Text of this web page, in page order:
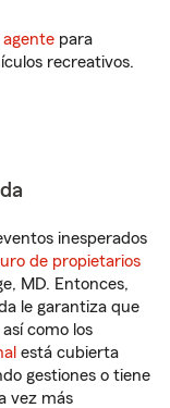
para
recreativos.
inesperados
de propietarios
MD. Entonces,
le garantiza que
como los
está cubierta
gestiones o tiene
vez más